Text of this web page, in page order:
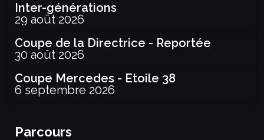
Inter-générations
29 août 2026
Coupe de la Directrice - Reportée
30 août 2026
Coupe Mercedes - Etoile 38
6 septembre 2026
Parcours